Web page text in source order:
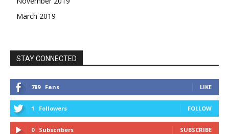
March 2019
STAY CONNECTED
789 Fans LIKE
1 Followers FOLLOW
0 Subscribers SUBSCRIBE